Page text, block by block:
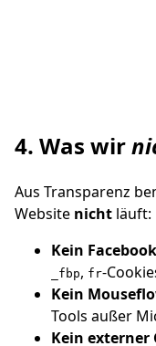
4. Was wir
Aus Transparenz
Website nicht läuft:
Kein
_fbp, fr-
Kein
Tools außer
Kein externer